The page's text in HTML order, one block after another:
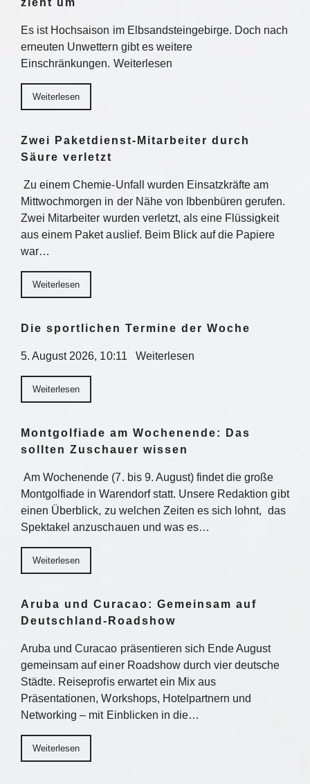
zieht um
Es ist Hochsaison im Elbsandsteingebirge. Doch nach
erneuten Unwettern gibt es weitere
Einschränkungen. Weiterlesen
Weiterlesen
Zwei Paketdienst-Mitarbeiter durch
Säure verletzt
Zu einem Chemie-Unfall wurden Einsatzkräfte am
Mittwochmorgen in der Nähe von Ibbenbüren gerufen.
Zwei Mitarbeiter wurden verletzt, als eine Flüssigkeit
aus einem Paket auslief. Beim Blick auf die Papiere
war…
Weiterlesen
Die sportlichen Termine der Woche
5. August 2026, 10:11 Weiterlesen
Weiterlesen
Montgolfiade am Wochenende: Das
sollten Zuschauer wissen
Am Wochenende (7. bis 9. August) findet die große
Montgolfiade in Warendorf statt. Unsere Redaktion gibt
einen Überblick, zu welchen Zeiten es sich lohnt, das
Spektakel anzuschauen und was es…
Weiterlesen
Aruba und Curacao: Gemeinsam auf
Deutschland-Roadshow
Aruba und Curacao präsentieren sich Ende August
gemeinsam auf einer Roadshow durch vier deutsche
Städte. Reiseprofis erwartet ein Mix aus
Präsentationen, Workshops, Hotelpartnern und
Networking – mit Einblicken in die…
Weiterlesen